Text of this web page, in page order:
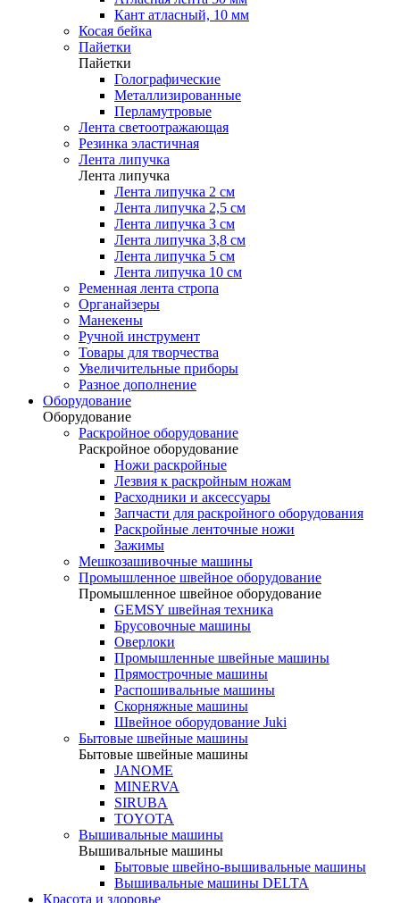
Кант атласный, 10 мм
Косая бейка
Пайетки
Пайетки
Голографические
Металлизированные
Перламутровые
Лента светоотражающая
Резинка эластичная
Лента липучка
Лента липучка
Лента липучка 2 см
Лента липучка 2,5 см
Лента липучка 3 см
Лента липучка 3,8 см
Лента липучка 5 см
Лента липучка 10 см
Ременная лента стропа
Органайзеры
Манекены
Ручной инструмент
Товары для творчества
Увеличительные приборы
Разное дополнение
Оборудование
Оборудование
Раскройное оборудование
Раскройное оборудование
Ножи раскройные
Лезвия к раскройным ножам
Расходники и аксессуары
Запчасти для раскройного оборудования
Раскройные ленточные ножи
Зажимы
Мешкозашивочные машины
Промышленное швейное оборудование
Промышленное швейное оборудование
GEMSY швейная техника
Брусовочные машины
Оверлоки
Промышленные швейные машины
Прямострочные машины
Распошивальные машины
Скорняжные машины
Швейное оборудование Juki
Бытовые швейные машины
Бытовые швейные машины
JANOME
MINERVA
SIRUBA
TOYOTA
Вышивальные машины
Вышивальные машины
Бытовые швейно-вышивальные машины
Вышивальные машины DELTA
Красота и здоровье